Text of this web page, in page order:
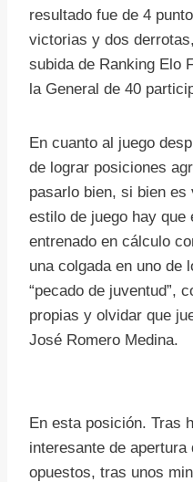
resultado fue de 4
victorias y dos
subida de Ranking Elo
la General de 40
En cuanto al juego
de lograr posiciones
pasarlo bien, si bien es
estilo de juego hay
entrenado en cálculo
una colgada en uno de
“pecado de juventud”,
propias y olvidar que
José Romero Medina.
En esta posición. Tras
interesante de
opuestos, tras unos